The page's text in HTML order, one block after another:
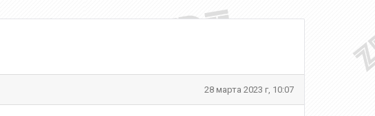
28 марта 2023 г, 10:07